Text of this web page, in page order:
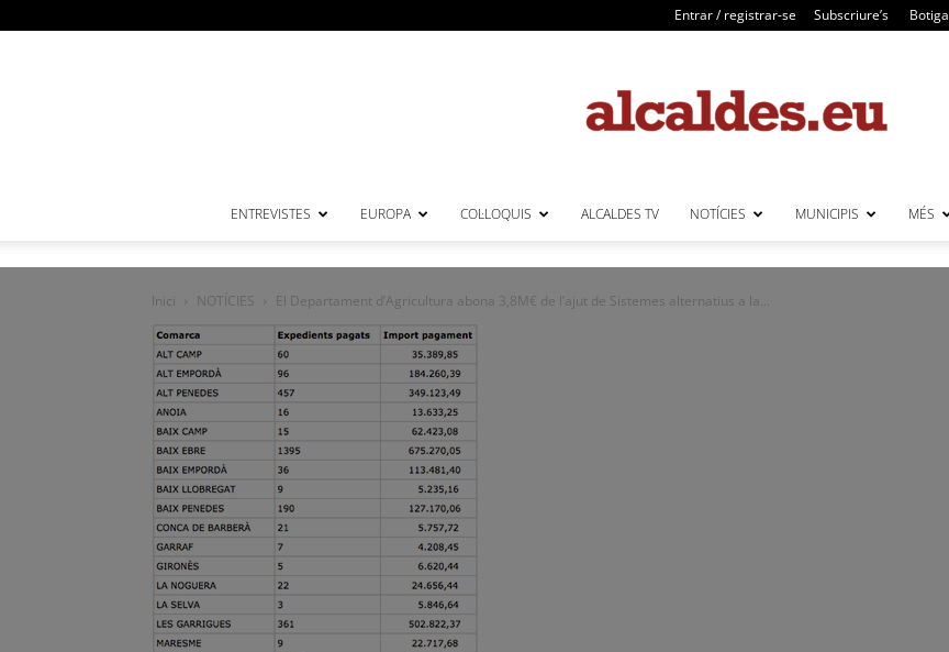
Entrar / registrar-se Subscriure’s Botiga
ENTREVISTES EUROPA COL·LOQUIS ALCALDES TV NOTÍCIES MUNICIPIS MÉS
Inici NOTÍCIES El Departament d’Agricultura abona 3,8M€ de l’ajut de Sistemes alternatius a la...